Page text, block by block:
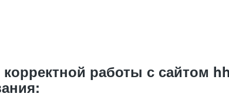
работы с сайтом